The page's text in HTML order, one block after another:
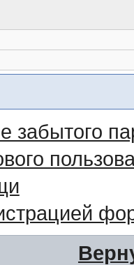
забытого